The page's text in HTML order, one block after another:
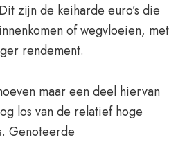
zijn de keiharde euro’s die
of wegvloeien, met
rendement.
maar een deel hiervan
los van de relatief hoge
Genoteerde